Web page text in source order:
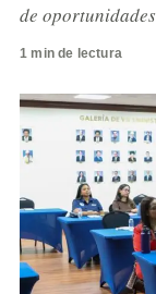
de
1 min de lectura